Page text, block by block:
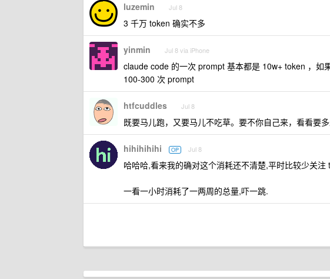
luzemin Jul 8
3 千万 token 确实不多
yinmin Jul 8 via iPhone
claude code 的一次 prompt 基本都是 10w+ token ，
100-300 次 prompt
htfcuddles Jul 8
既要马儿跑，又要马儿不吃草。要不你自己来，看看要
hihihihihi OP Jul 8
哈哈哈,看来我的确对这个消耗还不清楚,平时比较少关
一看一小时消耗了一两周的总量,吓一跳.